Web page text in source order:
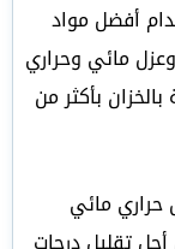
أفضل مواد
مائي وحراري
بأكثر من
حراري مائي